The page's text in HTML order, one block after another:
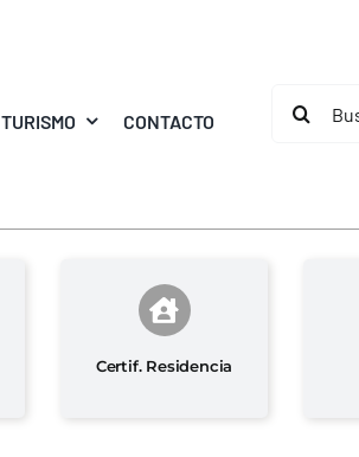
TURISMO CONTACTO
Buscar:
Certif. Residencia